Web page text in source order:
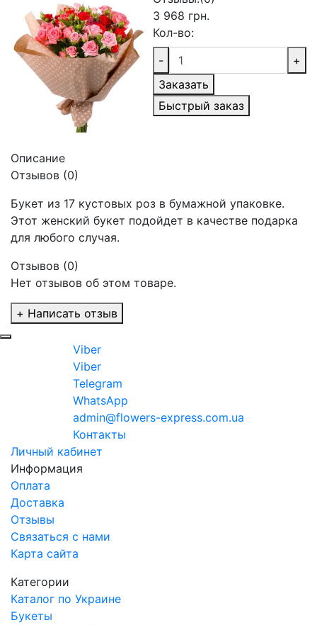
3 968 грн.
Кол-во:
-
+
Заказать
Быстрый заказ
Описание
Отзывов (0)
Букет из 17 кустовых роз в бумажной упаковке.
Этот женский букет подойдет в качестве подарка
для любого случая.
Отзывов (0)
Нет отзывов об этом товаре.
+ Написать отзыв
Viber
Viber
Telegram
WhatsApp
admin@flowers-express.com.ua
Контакты
Личный кабинет
Информация
Оплата
Доставка
Отзывы
Связаться с нами
Карта сайта
Категории
Каталог по Украине
Букеты